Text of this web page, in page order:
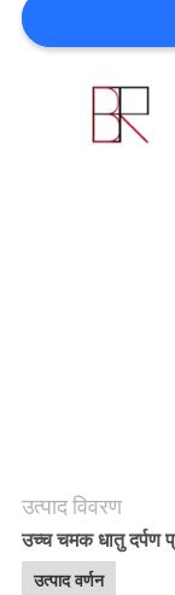
एक
उत्पाद विवरण
उच्च चमक धातु दर्पण
उत्पाद वर्णन